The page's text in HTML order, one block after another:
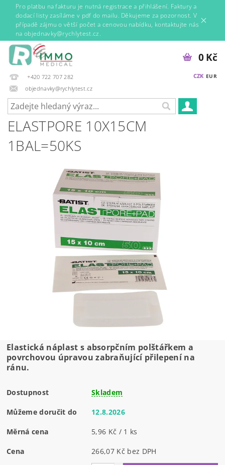
Pro platbu na fakturu je nutná registrace a přihlášení. Faktury a
dodací listy zasíláme v pdf do mailu. Děkujeme za pozornost. V
případě zájmu o větší počet a cenovou nabídku, kontaktujte nás
na objednavky@rychlytest.cz.
+420 722 707 282
objednavky@rychlytest.cz
CZK EUR
0 Kč
ELASTPORE 10X15CM
1BAL=50KS
Elastická náplast s absorpčním polštářkem a
povrchovou úpravou zabraňující přilepení na
ránu.
Dostupnost Skladem
Můžeme doručit do 12.8.2026
Měrná cena 5,96 Kč / 1 ks
Cena 266,07 Kč bez DPH